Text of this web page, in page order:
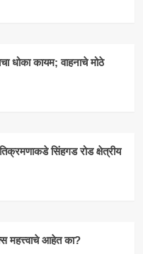
धोका कायम; वाहनाचे मोठे
सिंहगड रोड क्षेत्रीय
महत्त्वाचे आहेत का?